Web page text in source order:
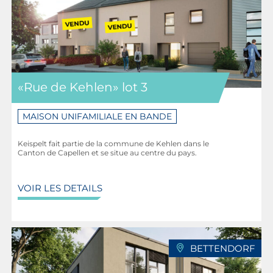
transport direct vers Lorentzweiler Gare et Eisenborn.
La gare ferroviaire de Lorentzweiler est accessible en
seulement 6 minutes en voiture et est desservie par la
ligne 10 (Troisvierges – Luxembourg-Gare) des CFL.
Luxembourg-Gare est accessible en 15 minutes en
train. La ligne de bus 111 desserve l’arrêt de
Luxembourg, Badanstalt et la gare de Mersch.
Ligne 111: Lux-Kirchberg – Lorentzweiler – Mersch,
Distances
Outdoor Fitness Parc Lintgen: 6 km
Stade Jean Donnersbach: 5 km
«Rue de Kehlen» lot 3
MAISON UNIFAMILIALE EN BANDE
Keispelt fait partie de la commune de Kehlen dans le
Canton de Capellen et se situe au centre du pays.
VOIR LES DETAILS
BETTENDORF